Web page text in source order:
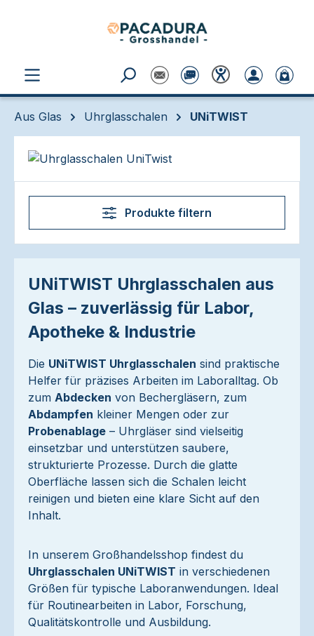
Aus Glas Uhrglasschalen UNiTWIST
Produkte filtern
UNiTWIST Uhrglasschalen aus
Glas – zuverlässig für Labor,
Apotheke & Industrie
Die UNiTWIST Uhrglasschalen sind praktische
Helfer für präzises Arbeiten im Laboralltag. Ob
zum Abdecken von Bechergläsern, zum
Abdampfen kleiner Mengen oder zur
Probenablage – Uhrgläser sind vielseitig
einsetzbar und unterstützen saubere,
strukturierte Prozesse. Durch die glatte
Oberfläche lassen sich die Schalen leicht
reinigen und bieten eine klare Sicht auf den
Inhalt.
In unserem Großhandelsshop findest du
Uhrglasschalen UNiTWIST in verschiedenen
Größen für typische Laboranwendungen. Ideal
für Routinearbeiten in Labor, Forschung,
Qualitätskontrolle und Ausbildung.